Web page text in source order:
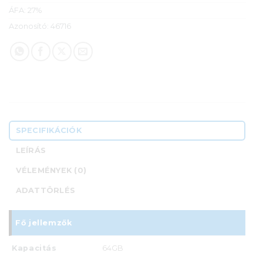
ÁFA: 27%
Azonosító: 46716
SPECIFIKÁCIÓK
LEÍRÁS
VÉLEMÉNYEK (0)
ADATTÖRLÉS
Fő jellemzők
Kapacitás 64GB